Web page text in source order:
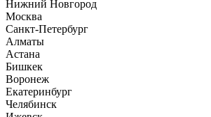
Нижний Новгород
Москва
Санкт-Петербург
Алматы
Астана
Бишкек
Воронеж
Екатеринбург
Челябинск